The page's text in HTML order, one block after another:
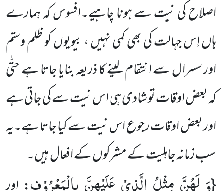
اصلاح کی نیت سے ہونا چاہیے۔افسوس کہ ہمارے
ہاں اِس جہالت کی بھی کمی نہیں ، بیویوں کو ظلم وستم
اور سسرال سے انتقام لینے کا ذریعہ بنایا جاتا ہے حتّٰی
کہ بعض اوقات تو شادی ہی اس نیت سے کی جاتی ہے
اور بعض اوقات رجوع اس نیت سے کیا جاتا ہے۔یہ
سب زمانہ جاہلیت کے مشرکوں کے افعال ہیں۔
وَ لَهُنَّ مِثْلُ الَّذِیْ عَلَیْهِنَّ بِالْمَعْرُوْفِ